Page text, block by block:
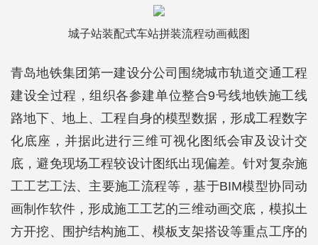
城子站装配式车站拼装流程动画截图
青岛地铁集团第一建设分公司围绕城市轨道交通工程
建设全过程，组织各参建单位整合9号线地铁施工线
路地下、地上、工程自身的模型数据，形成工程数字
化底座，并据此进行三维可视化图纸会审及设计交
底，避免现场工程较设计图纸出现偏差。针对复杂施
工工艺工法、主要施工流程等，基于BIM模型协同动
画制作软件，形成施工工艺的三维动画交底，模拟土
方开挖、围护结构施工、模板支架搭设等重点工序的